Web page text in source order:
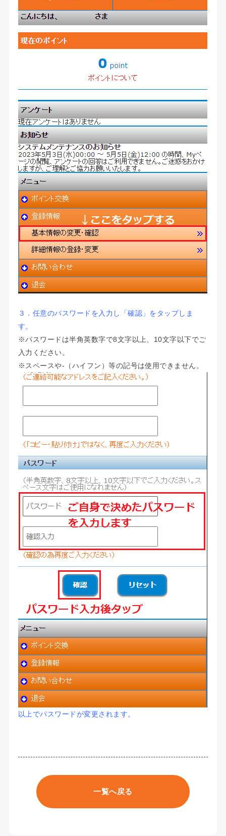
３．任意のパスワードを入力し「確認」をタップしま
す。
※パスワードは半角英数字で8文字以上、10文字以下でご
入力ください。
※スペースや-（ハイフン）等の記号は使用できません。
以上でパスワードが変更されます。
一覧へ戻る